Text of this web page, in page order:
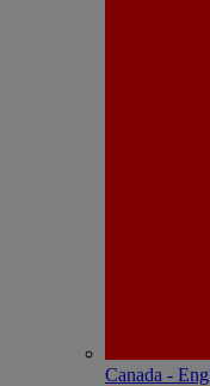
Canada -